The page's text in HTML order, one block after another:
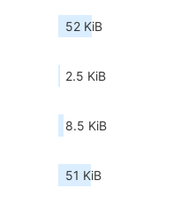
52 KiB
2.5 KiB
8.5 KiB
51 KiB